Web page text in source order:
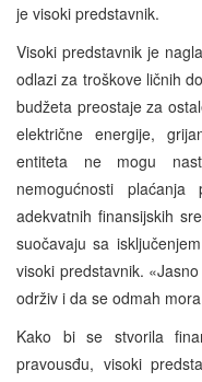
je visoki predstavnik.
Visoki predstavnik je
odlazi za troškove ličnih
budžeta preostaje za
električne energije,
entiteta ne mogu
nemogućnosti
adekvatnih finansijskih
suočavaju sa
visoki predstavnik.
održiv i da se odmah
Kako bi se stvorila
pravousđu, visoki